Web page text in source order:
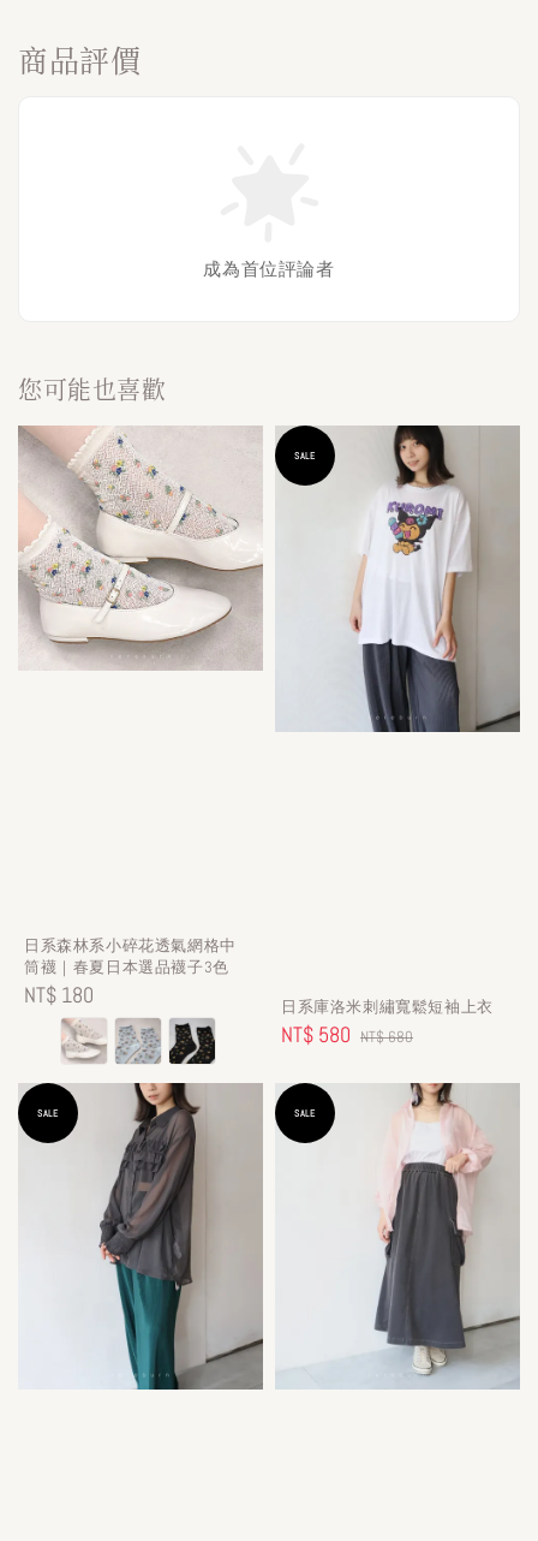
商品評價
成為首位評論者
您可能也喜歡
日系森林系小碎花透氣網格中
筒襪｜春夏日本選品襪子3色
Regular
price
NT$ 180
SALE
日系庫洛米刺繡寬鬆短袖上衣
Sale
NT$ 580 Regular
NT$ 680
SALE SALE